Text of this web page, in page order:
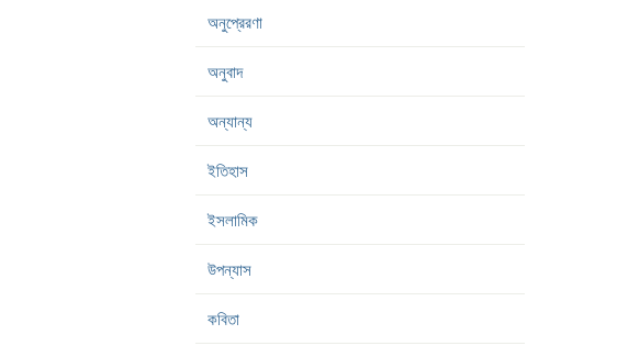
অনুপ্রেরণা
অনুবাদ
অন্যান্য
ইতিহাস
ইসলামিক
উপন্যাস
কবিতা